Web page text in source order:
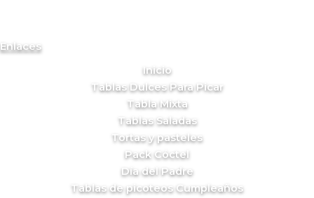
Enlaces
Inicio
Tablas Dulces Para Picar
Tabla Mixta
Tablas Saladas
Tortas y pasteles
Pack Cóctel
Día del Padre
Tablas de picoteos Cumpleaños